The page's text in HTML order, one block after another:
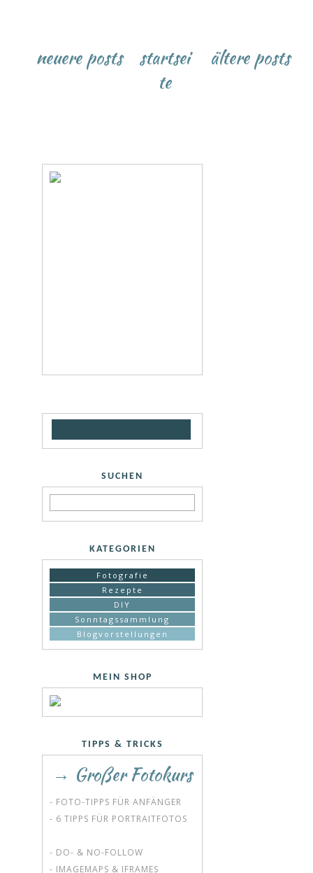
neuere posts ältere posts
startsei
te
SUCHEN
KATEGORIEN
Fotografie
Rezepte
DIY
Sonntagssammlung
Blogvorstellungen
MEIN SHOP
TIPPS & TRICKS
→ Großer Fotokurs
- FOTO-TIPPS FÜR ANFÄNGER
- 6 TIPPS FÜR PORTRAITFOTOS
- DO- & NO-FOLLOW
- IMAGEMAPS & IFRAMES